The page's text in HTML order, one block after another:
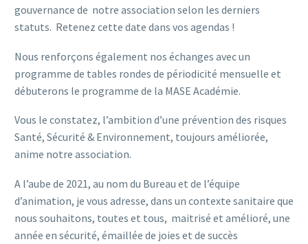
gouvernance de notre association selon les derniers
statuts. Retenez cette date dans vos agendas !
Nous renforçons également nos échanges avec un
programme de tables rondes de périodicité mensuelle et
débuterons le programme de la MASE Académie.
Vous le constatez, l’ambition d’une prévention des risques
Santé, Sécurité & Environnement, toujours améliorée,
anime notre association.
A l’aube de 2021, au nom du Bureau et de l’équipe
d’animation, je vous adresse, dans un contexte sanitaire que
nous souhaitons, toutes et tous, maitrisé et amélioré, une
année en sécurité, émaillée de joies et de succès